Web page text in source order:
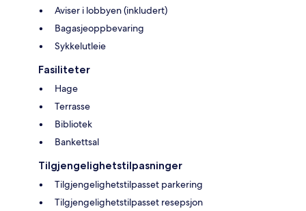
Aviser i lobbyen (inkludert)
Bagasjeoppbevaring
Sykkelutleie
Fasiliteter
Hage
Terrasse
Bibliotek
Bankettsal
Tilgjengelighetstilpasninger
Tilgjengelighetstilpasset parkering
Tilgjengelighetstilpasset resepsjon